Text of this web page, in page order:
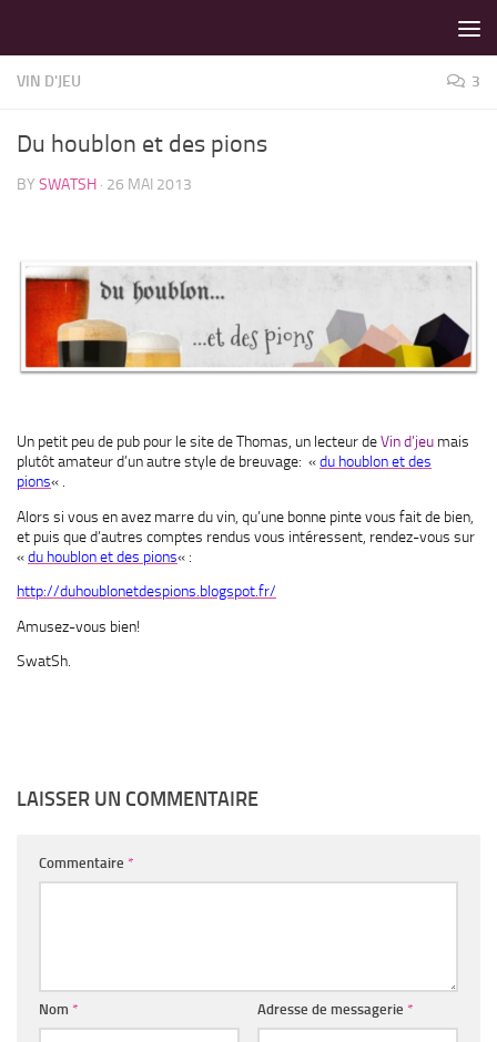
VIN D'JEU 3
Du houblon et des pions
BY SWATSH · 26 MAI 2013
Un petit peu de pub pour le site de Thomas, un lecteur deVin d’jeu mais
plutôt amateur d’un autre style de breuvage: «du houblon et des
pions« .
Alors si vous en avez marre du vin, qu’une bonne pinte vous fait de bien,
et puis que d’autres comptes rendus vous intéressent, rendez-vous sur
«du houblon et des pions« :
http://duhoublonetdespions.blogspot.fr/
Amusez-vous bien!
SwatSh.
LAISSER UN COMMENTAIRE
Commentaire *
Nom * Adresse de messagerie *